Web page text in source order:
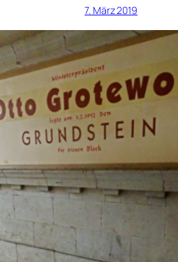
7. März 2019